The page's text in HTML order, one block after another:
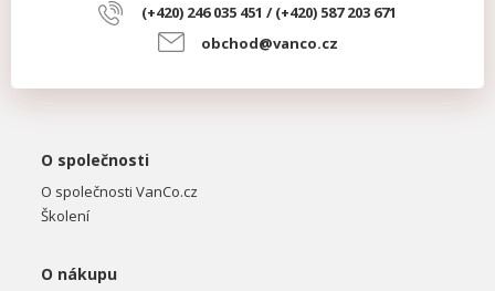
(+420) 246 035 451 / (+420) 587 203 671
obchod@vanco.cz
O společnosti
O společnosti VanCo.cz
Školení
O nákupu